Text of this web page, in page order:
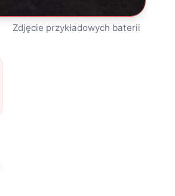
Zdjęcie przykładowych baterii